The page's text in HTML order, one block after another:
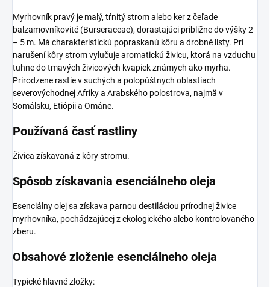
Myrhovník pravý je malý, tŕnitý strom alebo ker z čeľade
balzamovníkovité (Burseraceae), dorastajúci približne do výšky 2
– 5 m. Má charakteristickú popraskanú kôru a drobné listy. Pri
narušení kôry strom vylučuje aromatickú živicu, ktorá na vzduchu
tuhne do tmavých živicových kvapiek známych ako myrha.
Prirodzene rastie v suchých a polopúštnych oblastiach
severovýchodnej Afriky a Arabského polostrova, najmä v
Somálsku, Etiópii a Ománe.
Používaná časť rastliny
Živica získavaná z kôry stromu.
Spôsob získavania esenciálneho oleja
Esenciálny olej sa získava parnou destiláciou prírodnej živice
myrhovníka, pochádzajúcej z ekologického alebo kontrolovaného
zberu.
Obsahové zloženie esenciálneho oleja
Typické hlavné zložky: